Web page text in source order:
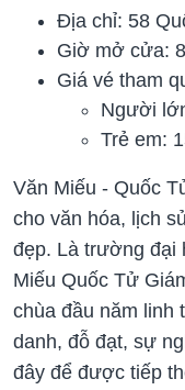
Địa chỉ: 58
Giờ mở cửa:
Giá vé tham
Người
Trẻ em:
Văn Miếu - Quốc
cho văn hóa, lịch
đẹp. Là trường đại
Miếu Quốc Tử
chùa đầu năm linh
danh, đỗ đạt, sự
đây để được tiếp